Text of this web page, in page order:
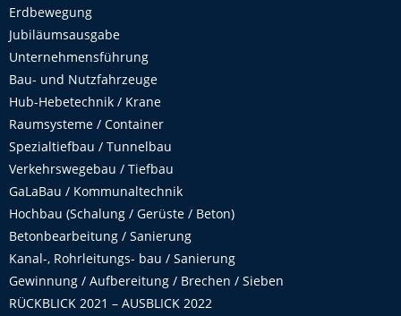
Erdbewegung
Jubiläumsausgabe
Unternehmensführung
Bau- und Nutzfahrzeuge
Hub-Hebetechnik / Krane
Raumsysteme / Container
Spezialtiefbau / Tunnelbau
Verkehrswegebau / Tiefbau
GaLaBau / Kommunaltechnik
Hochbau (Schalung / Gerüste / Beton)
Betonbearbeitung / Sanierung
Kanal-, Rohrleitungs- bau / Sanierung
Gewinnung / Aufbereitung / Brechen / Sieben
RÜCKBLICK 2021 – AUSBLICK 2022